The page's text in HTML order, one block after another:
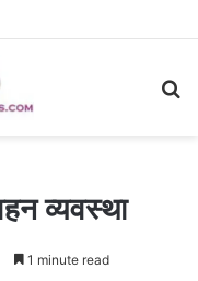
व्यवस्था
1 minute read